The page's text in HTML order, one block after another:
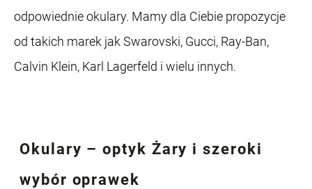
odpowiednie okulary. Mamy dla Ciebie propozycje
od takich marek jak Swarovski, Gucci, Ray-Ban,
Calvin Klein, Karl Lagerfeld i wielu innych.
Okulary – optyk Żary i szeroki
wybór oprawek